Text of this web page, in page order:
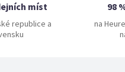
míst
republice a
98
na